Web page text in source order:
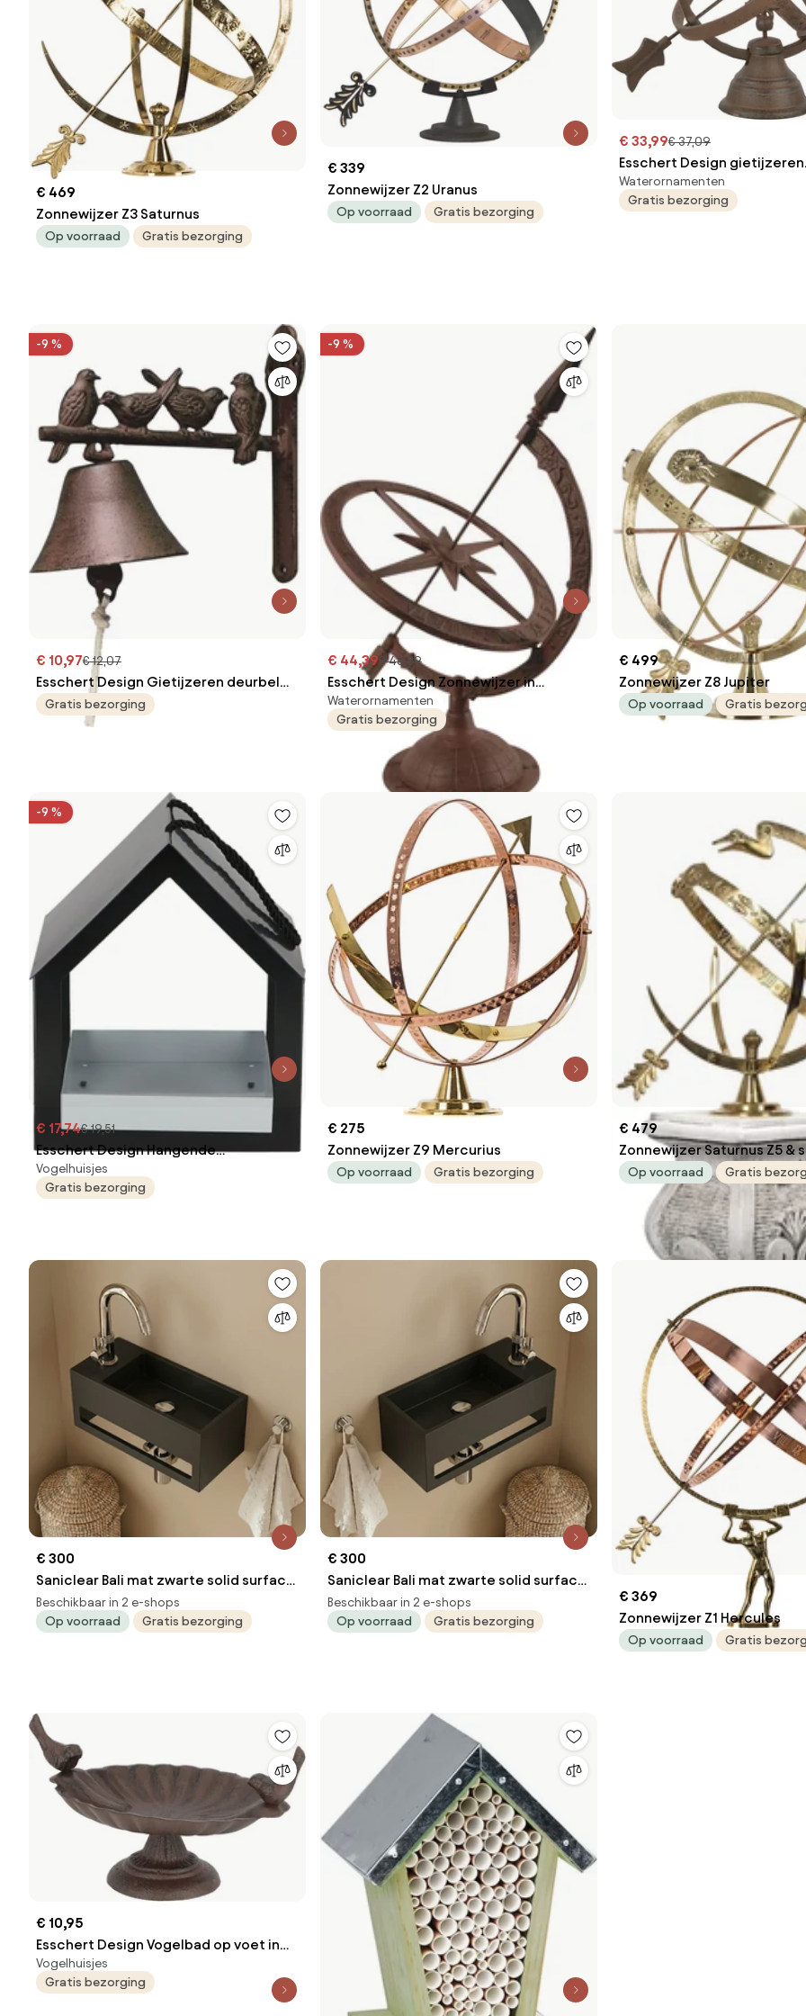
€ 469
Zonnewijzer Z3 Saturnus
Op voorraad Gratis bezorging
€ 339
Zonnewijzer Z2 Uranus
Op voorraad Gratis bezorging
€ 33,99€ 37,09
Esschert Design gietijzeren
zonnewijzer
Waterornamenten
Gratis bezorging
-9 %
€ 10,97€ 12,07
Esschert Design Gietijzeren deurbel
met vogels
Gratis bezorging
-9 %
€ 44,39€ 48,89
Esschert Design Zonnewijzer in
gietijzer
Waterornamenten
Gratis bezorging
€ 499
Zonnewijzer Z8 Jupiter
Op voorraad Gratis
-9 %
€ 17,74€ 19,51
Esschert Design Hangende
voedertafel met modern design
Vogelhuisjes
Gratis bezorging
€ 275
Zonnewijzer Z9 Mercurius
Op voorraad Gratis bezorging
€ 479
Zonnewijzer Saturnus Z5 &
Op voorraad Gratis
€ 300
Saniclear Bali mat zwarte solid surface
fontein 36x20cm links
Beschikbaar in 2 e-shops
Op voorraad
Gratis bezorging
€ 300
Saniclear Bali mat zwarte solid surface
fontein 36x20cm rechts
Beschikbaar in 2 e-shops
Op voorraad
Gratis bezorging
€ 369
Zonnewijzer Z1 Hercules
Op voorraad Gratis
€ 10,95
Esschert Design Vogelbad op voet in
gietijzer
Vogelhuisjes
Gratis bezorging